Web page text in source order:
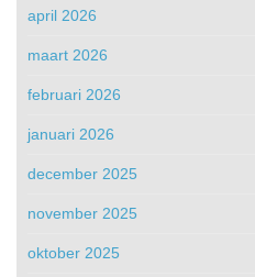
april 2026
maart 2026
februari 2026
januari 2026
december 2025
november 2025
oktober 2025